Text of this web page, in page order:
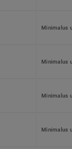
Minimalus
Minimalus
Minimalus
Minimalus